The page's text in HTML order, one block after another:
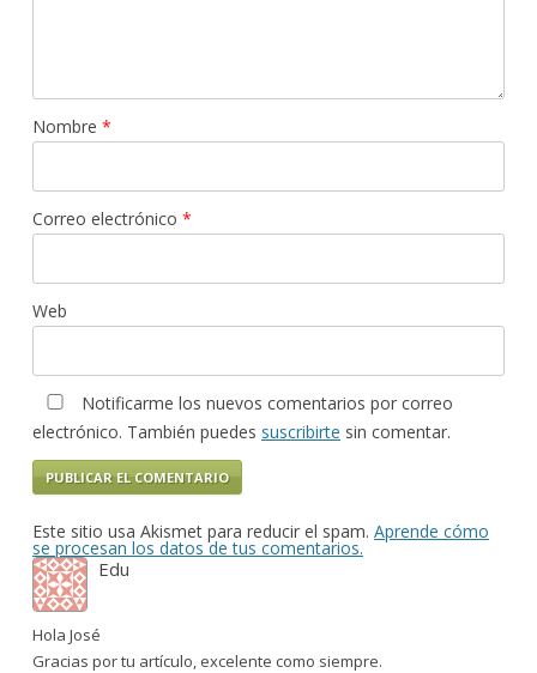
Nombre *
Correo electrónico *
Web
Notificarme los nuevos comentarios por correo
electrónico. También puedes suscribirte sin comentar.
Este sitio usa Akismet para reducir el spam. Aprende cómo
se procesan los datos de tus comentarios.
Edu
Hola José
Gracias por tu artículo, excelente como siempre.